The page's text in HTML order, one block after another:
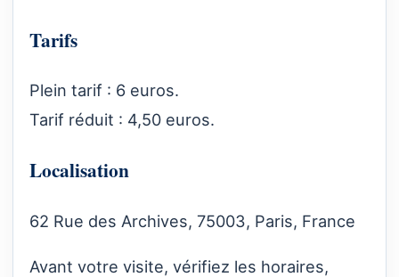
Tarifs
Plein tarif : 6 euros.
Tarif réduit : 4,50 euros.
Localisation
62 Rue des Archives, 75003, Paris, France
Avant votre visite, vérifiez les horaires,